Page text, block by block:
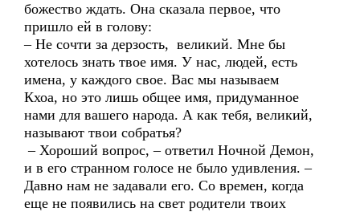
божество ждать. Она сказала первое, что
пришло ей в голову:
– Не сочти за дерзость, великий. Мне бы
хотелось знать твое имя. У нас, людей, есть
имена, у каждого свое. Вас мы называем
Кхоа, но это лишь общее имя, придуманное
нами для вашего народа. А как тебя, великий,
называют твои собратья?
– Хороший вопрос, – ответил Ночной Демон,
и в его странном голосе не было удивления. –
Давно нам не задавали его. Со времен, когда
еще не появились на свет родители твоих